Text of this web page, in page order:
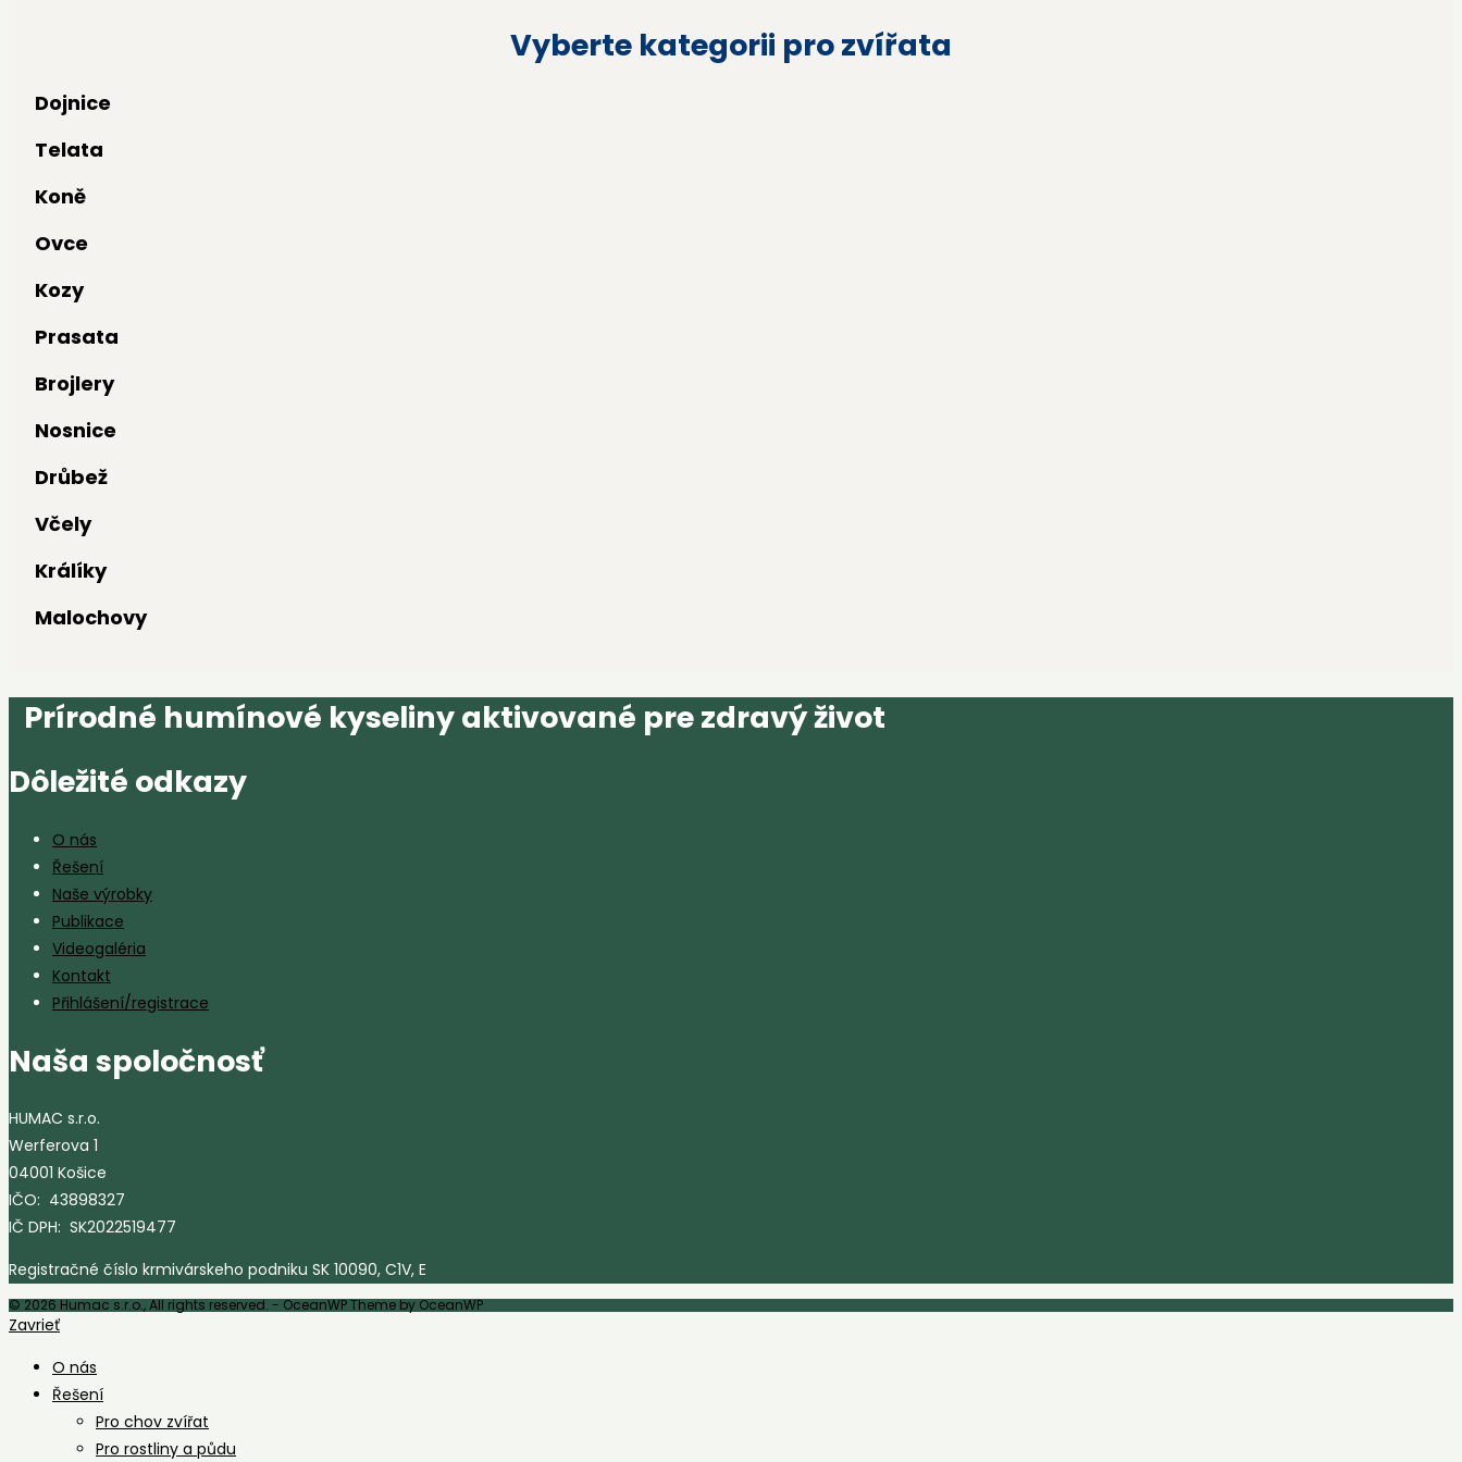
Vyberte kategorii pro zvířata
Dojnice
Telata
Koně
Ovce
Kozy
Prasata
Brojlery
Nosnice
Drůbež
Včely
Králíky
Malochovy
Prírodné humínové kyseliny aktivované pre zdravý život
Dôležité odkazy
O nás
Řešení
Naše výrobky
Publikace
Videogaléria
Kontakt
Přihlášení/registrace
Naša spoločnosť
HUMAC s.r.o.
Werferova 1
04001 Košice
IČO: 43898327
IČ DPH: SK2022519477
Registračné číslo krmivárskeho podniku SK 10090, C1V, E
© 2026 Humac s.r.o., All rights reserved. - OceanWP Theme by OceanWP
Zavrieť
O nás
Řešení
Pro chov zvířat
Pro rostliny a půdu